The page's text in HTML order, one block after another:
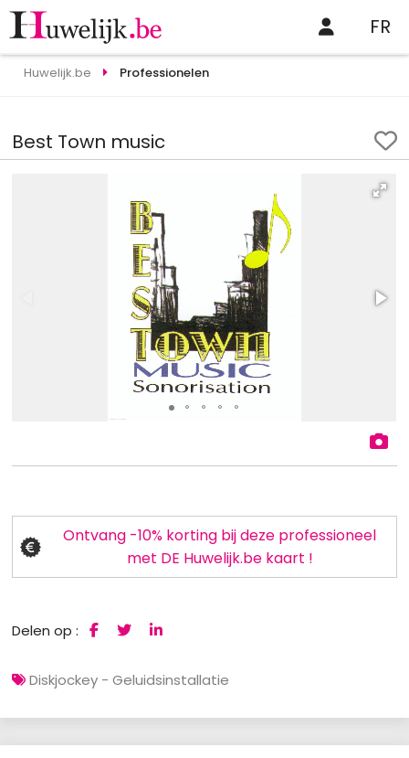
FR
Huwelijk.be Professionelen
Best Town music
Ontvang -10% korting bij deze professioneel
met DE Huwelijk.be kaart !
Delen op :
Diskjockey - Geluidsinstallatie